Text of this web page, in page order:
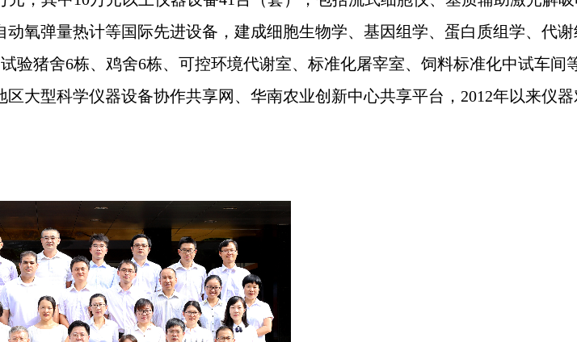
氧弹量热计等国际先进设备，建成细胞生物学、基因组学、蛋白质组学、代谢
试验猪舍6栋、鸡舍6栋、可控环境代谢室、标准化屠宰室、饲料标准化中试车间
大型科学仪器设备协作共享网、华南农业创新中心共享平台，2012年以来仪